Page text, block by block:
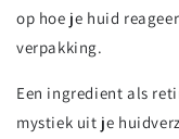
op hoe je huid
verpakking.
Een ingredient als
mystiek uit je